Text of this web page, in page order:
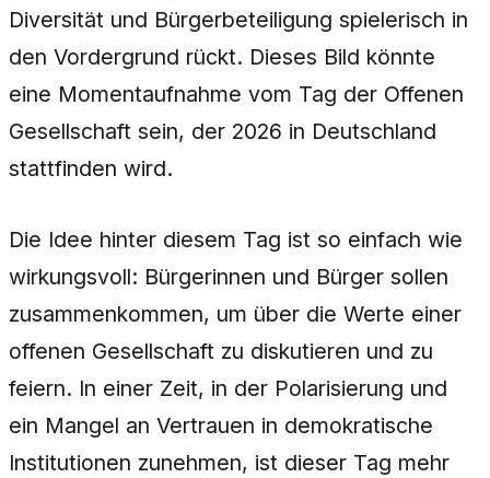
Diversität und Bürgerbeteiligung spielerisch in
den Vordergrund rückt. Dieses Bild könnte
eine Momentaufnahme vom Tag der Offenen
Gesellschaft sein, der 2026 in Deutschland
stattfinden wird.
Die Idee hinter diesem Tag ist so einfach wie
wirkungsvoll: Bürgerinnen und Bürger sollen
zusammenkommen, um über die Werte einer
offenen Gesellschaft zu diskutieren und zu
feiern. In einer Zeit, in der Polarisierung und
ein Mangel an Vertrauen in demokratische
Institutionen zunehmen, ist dieser Tag mehr